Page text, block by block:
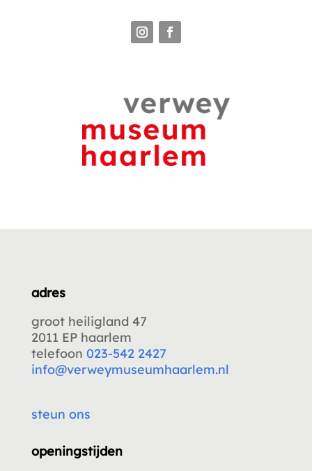
adres
groot heiligland 47
2011 EP haarlem
telefoon 023-542 2427
info@verweymuseumhaarlem.nl
steun ons
openingstijden